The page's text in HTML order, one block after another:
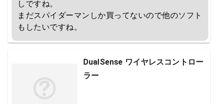
しですね。
まだスパイダーマンしか買ってないので他のソフト
もしたいですね。
DualSense ワイヤレスコントロー
ラー